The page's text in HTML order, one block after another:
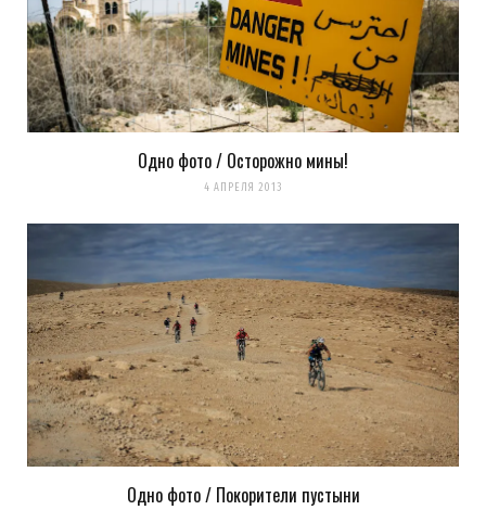
Оповещать о новых
комментариях. А можно простоподписаться на комментарии
Одно фото / Осторожно мины!
4 АПРЕЛЯ 2013
Одно фото / Покорители пустыни